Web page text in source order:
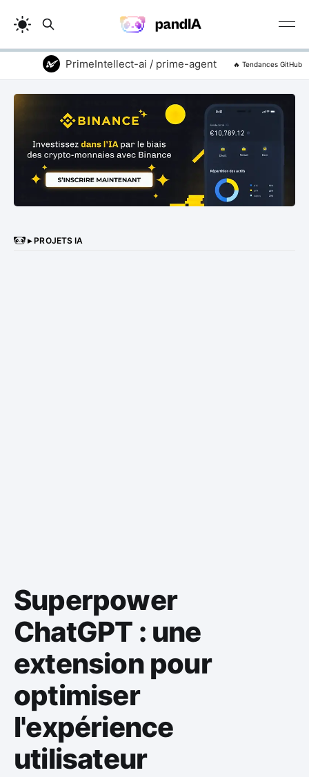
PrimeIntellect-ai / prime-agent 🔥 Tendances GitHub
▸ PROJETS IA
Superpower
ChatGPT : une
extension pour
optimiser
l'expérience
utilisateur